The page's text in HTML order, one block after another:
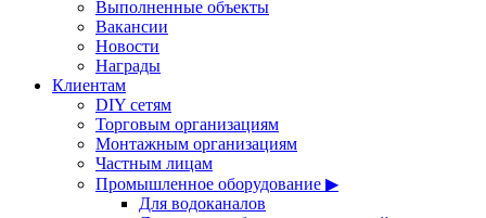
Выполненные объекты
Вакансии
Новости
Награды
Клиентам
DIY сетям
Торговым организациям
Монтажным организациям
Частным лицам
Промышленное оборудование ▶
Для водоканалов